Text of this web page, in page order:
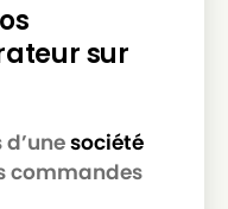
sur
société
commandes